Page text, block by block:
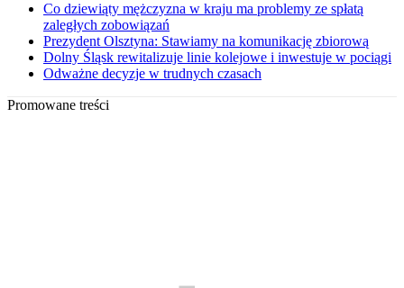
Co dziewiąty mężczyzna w kraju ma problemy ze spłatą
zaległych zobowiązań
Prezydent Olsztyna: Stawiamy na komunikację zbiorową
Dolny Śląsk rewitalizuje linie kolejowe i inwestuje w pociągi
Odważne decyzje w trudnych czasach
Promowane treści